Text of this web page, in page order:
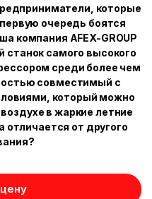
которые
очередь боятся
компания AFEX-GROUP
станок самого высокого
среди более чем
совместимый с
который можно
в жаркие летние
от другого